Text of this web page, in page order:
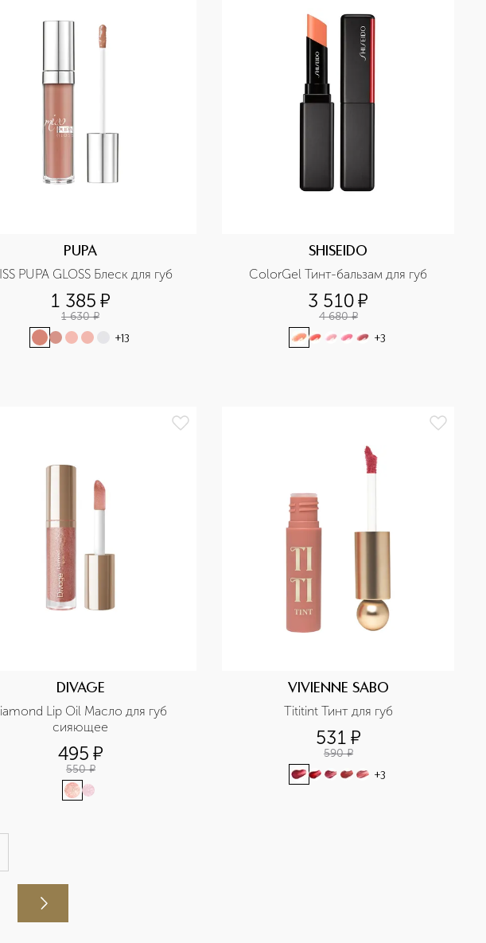
PUPA
PUPA GLOSS Блеск для губ
1 385 ¤
1 630 ¤
+13
SHISEIDO
ColorGel Тинт-бальзам для губ
3 510¤
4 680 ¤
+3
DIVAGE
Lip Oil Масло для губ
сияющее
495 ¤
550 ¤
VIVIENNE SABO
Tititint Тинт для губ
531 ¤
590 ¤
+3